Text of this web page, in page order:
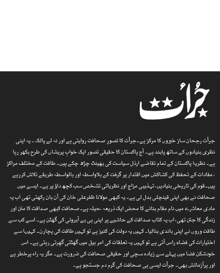
جرأت رجحان ساز خبروں کا مرکز ہے۔جرأت کا تصورِ صحافت روایتی ہے اور نہ لے پالک ۔ یہ اپنی
نظری بنیادوں کے ساتھ پابند ہے۔ آج پاکستان کا حقیقی تصور ایک خوابِ پریشاں کی طرح بکھر رہا
ہے۔ نظریۂ پاکستان کے تمام تقاضے ارذل سیاست کی بھینٹ چڑھ چکے ہیں۔ طاقت کے مختلف مراکز
، مفادات کے تحفظ کی کشاکش میں اقتدار پر گرفت کے بلاواسطہ اور بالواسطہ طریقے تلاش کررہے
ہیں۔قوم کی تاریخی بنیادیں، تہذیبی مزاج اور نظریاتی تشخص سب کچھ داؤ پر ہے۔ ایسے میں
صحافت نے بھی اپنی قینچلی بدل لی ہے۔ یہ کبھی مولانا ظفرعلی خان کی آن بان رکھتی تھی اب یہ
مادی معاشرے میں نام مقام بنانے کا محض ایک ذریعہ ،حیلہ ہے۔صحافت کبھی صداقت کا متن اور
زندگی کا جتن تھی، اب یہ کتاب صداقت کے حاشیے پر اپنی ہی بے آبروئی کی گھٹن ہے۔ اسے کب سے
طاقت وروں نے اپنی باندی بنالیا۔ کہیں یہ دولت کی کنیز ہے تو کہیں طاقت کی پچارن۔ کہیںا سے
اختیارات کی فضاء راس آتی ہے تو کہیں یہ تعلقات کی امر بیل میں گھٹتی گھِرتی رہتی ہے۔ اس
خودشکن فضا میں پہلے سے زیادہ سچی اور حقیقی صحافت کی ضرورت ہے۔ مگر یہ راہ پرخطر ہے
اور پرآزمائش بھی۔ جرأت ایسی ہی صحافت کی گرم دم جستجو ہے۔